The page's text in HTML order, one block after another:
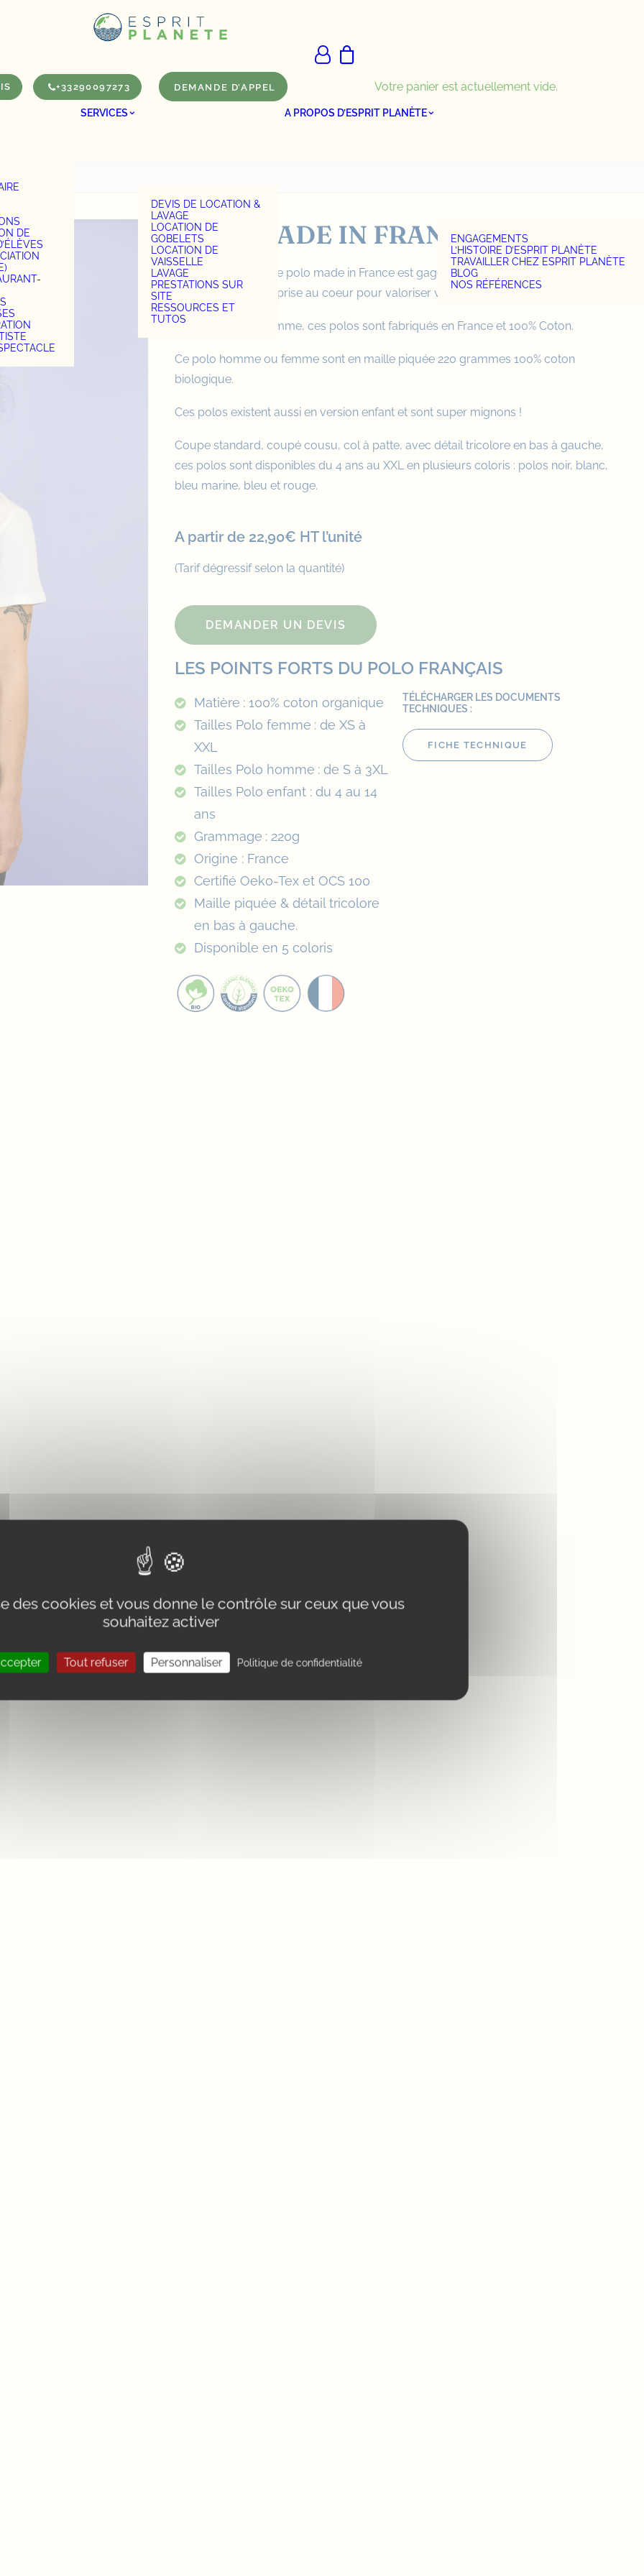
DE
SERVICES
DEVIS DE LOCATION &
LAVAGE
LOCATION DE
GOBELETS
LOCATION DE
VAISSELLE
LAVAGE
PRESTATIONS SUR
SITE
RESSOURCES ET
TUTOS
A PROPOS D’ESPRIT PLANÈTE
ENGAGEMENTS
L’HISTOIRE D’ESPRIT PLANÈTE
TRAVAILLER CHEZ ESPRIT PLANÈTE
BLOG
NOS RÉFÉRENCES
+33290097273 DEMANDE D’APPEL Votre panier est actuellement vide.
POLO MADE IN FRANCE
Pour vos équipes, le polo made in France est gage de qualité. Brodez le avec le
logo de votre
entreprise au coeur pour valoriser votre marque.
Polo homme ou femme, ces polos sont fabriqués en France et 100% Coton.
Ce polo homme ou femme sont en maille piquée 220 grammes 100% coton
biologique.
Ces polos existent aussi en version enfant et sont super mignons !
Coupe standard, coupé cousu, col à patte, avec détail tricolore en bas à gauche,
ces polos sont disponibles du 4 ans au XXL en plusieurs coloris : polos noir, blanc,
bleu marine, bleu et rouge.
A partir de 22,90€ HT l’unité
(Tarif dégressif selon la quantité)
DEMANDER UN DEVIS
LES POINTS FORTS DU POLO FRANÇAIS
Matière : 100% coton organique
Tailles Polo femme : de XS à
XXL
Tailles Polo homme : de S à 3XL
Tailles Polo enfant : du 4 au 14
ans
Grammage : 220g
Origine : France
Certifié Oeko-Tex et OCS 100
Maille piquée & détail tricolore
en bas à gauche.
Disponible en 5 coloris
TÉLÉCHARGER LES DOCUMENTS
TECHNIQUES :
FICHE TECHNIQUE
des cookies et vous donne le contrôle sur ceux que vous
souhaitez activer
Tout refuser Personnaliser Politique de confidentialité